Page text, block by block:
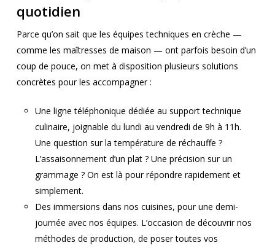
quotidien
Parce qu’on sait que les équipes techniques en crèche —
comme les maîtresses de maison — ont parfois besoin d’un
coup de pouce, on met à disposition plusieurs solutions
concrètes pour les accompagner :
Une ligne téléphonique dédiée au support technique
culinaire, joignable du lundi au vendredi de 9h à 11h.
Une question sur la température de réchauffe ?
L’assaisonnement d’un plat ? Une précision sur un
grammage ? On est là pour répondre rapidement et
simplement.
Des immersions dans nos cuisines, pour une demi-
journée avec nos équipes. L’occasion de découvrir nos
méthodes de production, de poser toutes vos